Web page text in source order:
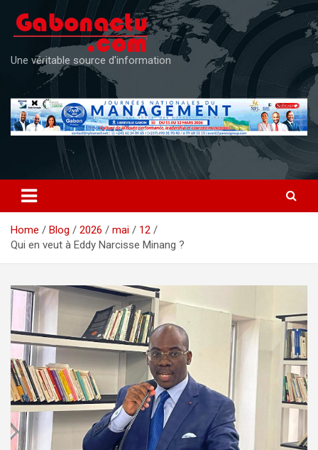
content
Une véritable source d'information
Home Blog 2026 mai
12
Qui en veut à Eddy Narcisse Minang ?